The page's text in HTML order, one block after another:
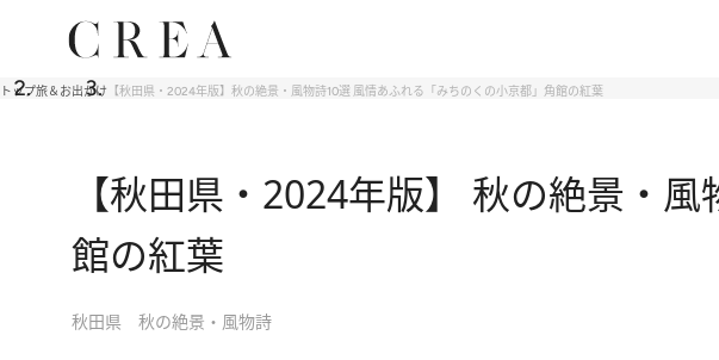
トップ旅＆お出かけ 【秋田県・2024年版】秋の絶景・風物詩10選 風情あふれる「みちのくの小京都」角館の紅葉
【秋田県・2024年版】 秋の絶景・
館の紅葉
秋田県 秋の絶景・風物詩